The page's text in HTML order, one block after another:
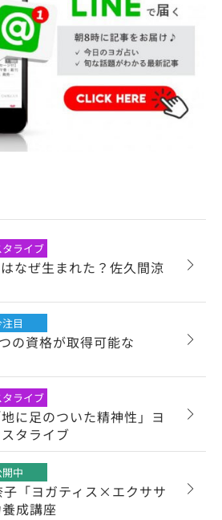
ライブ
なぜ生まれた？佐久間涼
目
の資格が取得可能な
ライブ
に足のついた精神性」ヨ
タライブ
開中
「ヨガティス×エクササ
成講座